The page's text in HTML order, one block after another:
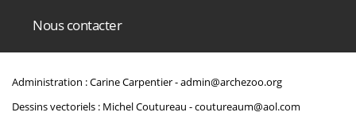
Nous contacter
Administration : Carine Carpentier -admin@archezoo.org
Dessins vectoriels : Michel Coutureau -coutureaum@aol.com